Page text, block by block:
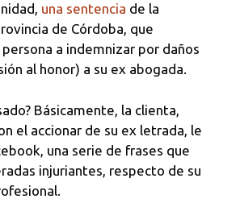
una sentencia de la
de Córdoba, que
a indemnizar por daños
al honor) a su ex abogada.
Básicamente, la clienta,
el accionar de su ex letrada, le
una serie de frases que
injuriantes, respecto de su